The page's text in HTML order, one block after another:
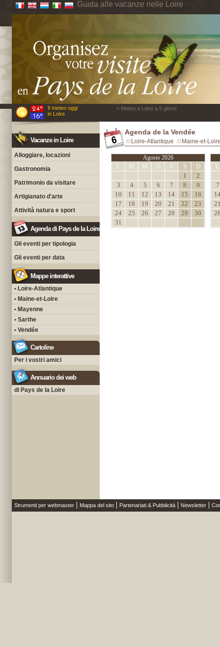
Guida alle vacanze nelle Loire
Il meteo oggi
in Loire
> Meteo a Loire a 5 giorni
Vacanze in Loire
Alloggiare, locazioni
Gastronomia
Patrimonio da visitare
Artigianato d'arte
Attività natura e sport
Agenda di Pays de la Loire
Gli eventi per tipologia
Gli eventi per data
Mappe interattive
• Loire-Atlantique
• Maine-et-Loire
• Mayenne
• Sarthe
• Vendée
Cartoline
Per i vostri amici
Annuario dei web
di Pays de la Loire
Agenda de la Vendée
Loire-Atlantique Maine-et-
Agosto 2026
L M M G V S
D
1
2
3
4 5 6 7 8
9
10
11 12 13 14 15
16
17
18 19 20 21 22
23
24
25 26 27 28 29
30
31
L
7
Strumenti per webmaster Mappa del sito Partenariati & Pubblicità Newsletter